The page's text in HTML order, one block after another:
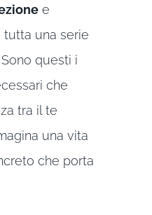
e
una serie
questi i
che
tra il te
una vita
che porta